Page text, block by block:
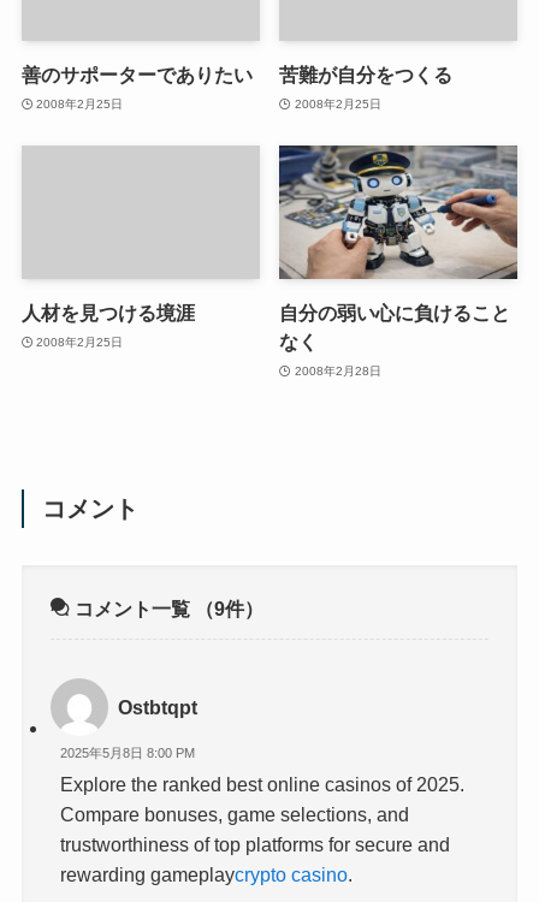
善のサポーターでありたい
2008年2月25日
苦難が自分をつくる
2008年2月25日
人材を見つける境涯
2008年2月25日
自分の弱い心に負けること
なく
2008年2月28日
コメント
コメント一覧 （9件）
Ostbtqpt
2025年5月8日 8:00 PM
Explore the ranked best online casinos of 2025.
Compare bonuses, game selections, and
trustworthiness of top platforms for secure and
rewarding gameplaycrypto casino.